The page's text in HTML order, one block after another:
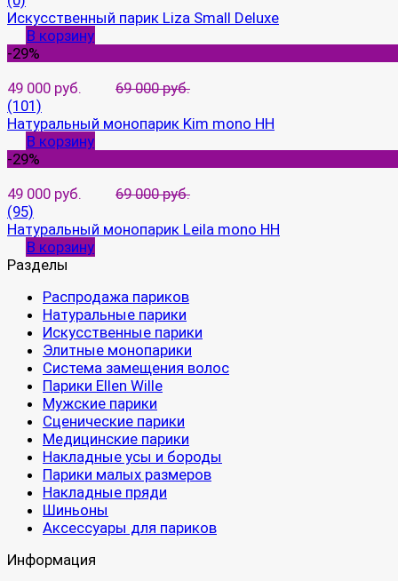
Искусственный парик Liza Small Deluxe
В корзину
-29%
49 000 руб.
69 000 руб.
(101)
Натуральный монопарик Kim mono HH
В корзину
-29%
49 000 руб.
69 000 руб.
(95)
Натуральный монопарик Leila mono HH
В корзину
Разделы
Распродажа париков
Натуральные парики
Искусственные парики
Элитные монопарики
Система замещения волос
Парики Ellen Wille
Мужские парики
Сценические парики
Медицинские парики
Накладные усы и бороды
Парики малых размеров
Накладные пряди
Шиньоны
Аксессуары для париков
Информация